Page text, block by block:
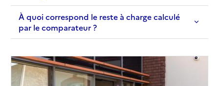
À quoi correspond le reste à charge calculé
par le comparateur ?